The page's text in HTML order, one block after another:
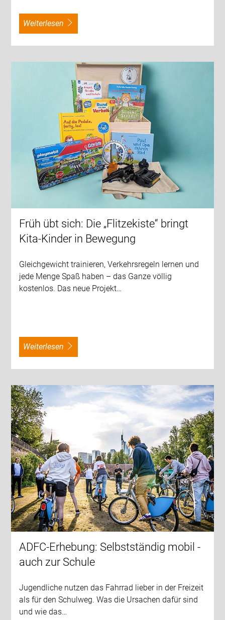
weiterlesen
Früh übt sich: Die „Flitzekiste“ bringt
Kita-Kinder in Bewegung
Gleichgewicht trainieren, Verkehrsregeln lernen und
jede Menge Spaß haben – das Ganze völlig
kostenlos. Das neue Projekt…
weiterlesen
ADFC-Erhebung: Selbstständig mobil -
auch zur Schule
Jugendliche nutzen das Fahrrad lieber in der Freizeit
als für den Schulweg. Was die Ursachen dafür sind
und wie das…